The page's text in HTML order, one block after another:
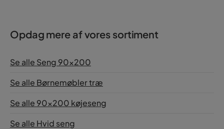
Opdag mere af vores sortiment
Se alle Seng 90x200
Se alle Børnemøbler træ
Se alle 90x200 køjeseng
Se alle Hvid seng